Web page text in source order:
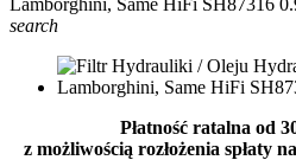
search
Płatność ratalna od
z możliwością rozłożenia spłaty